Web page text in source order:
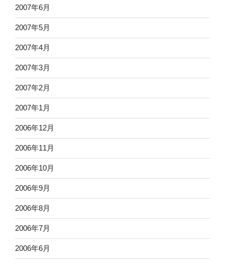
2007年6月
2007年5月
2007年4月
2007年3月
2007年2月
2007年1月
2006年12月
2006年11月
2006年10月
2006年9月
2006年8月
2006年7月
2006年6月